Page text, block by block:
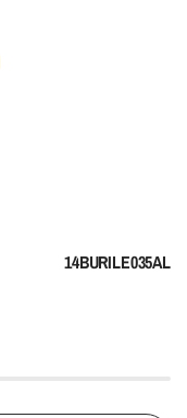
14BURILE035AL